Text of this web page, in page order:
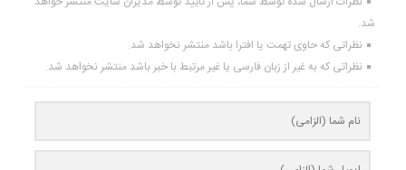
شد.
نظراتی که حاوی تهمت یا افترا باشد منتشر نخواهد شد.
نظراتی که به غیر از زبان فارسی یا غیر مرتبط با خبر باشد منتشر نخواهد شد.